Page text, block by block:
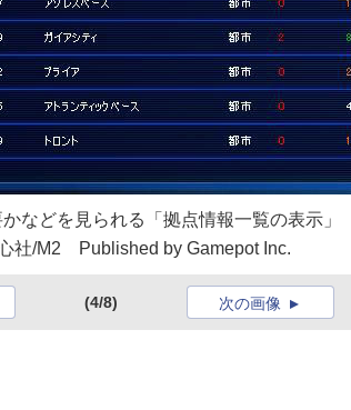
などを見られる「拠点情報一覧の表示」
社/M2 Published by Gamepot Inc.
(4/8) 次の画像